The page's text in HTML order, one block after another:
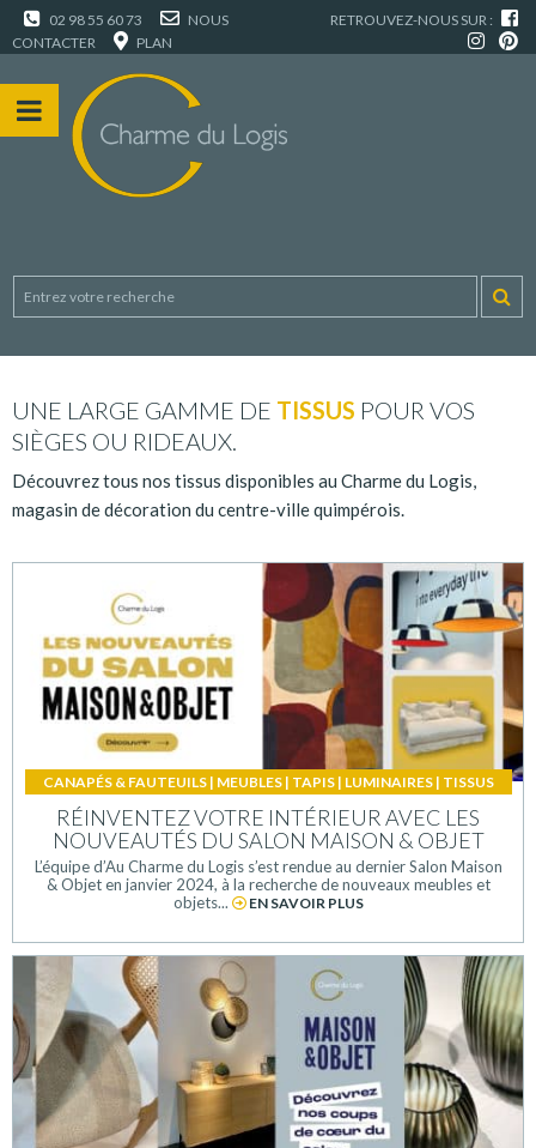
02 98 55 60 73
NOUS
CONTACTER
PLAN
RETROUVEZ-NOUS SUR :
UNE LARGE GAMME DE TISSUS POUR VOS
SIÈGES OU RIDEAUX.
Découvrez tous nos tissus disponibles au Charme du Logis,
magasin de décoration du centre-ville quimpérois.
CANAPÉS & FAUTEUILS| MEUBLES| TAPIS| LUMINAIRES| TISSUS
RÉINVENTEZ VOTRE INTÉRIEUR AVEC LES
NOUVEAUTÉS DU SALON MAISON & OBJET
L’équipe d’Au Charme du Logis s’est rendue au dernier Salon Maison
& Objet en janvier 2024, à la recherche de nouveaux meubles et
objets...
EN SAVOIR PLUS